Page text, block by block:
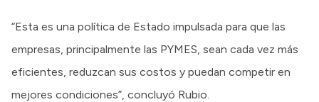
“Esta es una política de Estado impulsada para que las
empresas, principalmente las PYMES, sean cada vez más
eficientes, reduzcan sus costos y puedan competir en
mejores condiciones”, concluyó Rubio.